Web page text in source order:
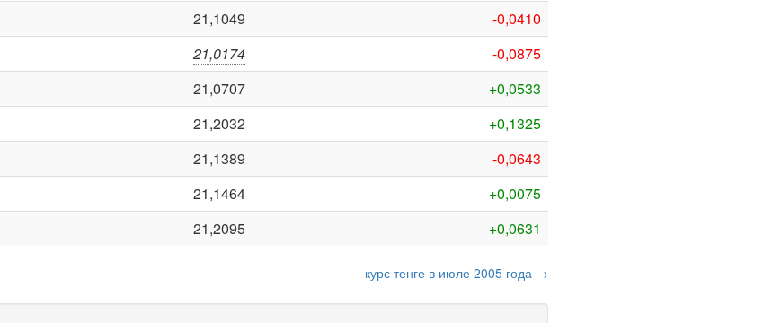
21,1049
-0,0410
21,0174
-0,0875
21,0707
+0,0533
21,2032
+0,1325
21,1389
-0,0643
21,1464
+0,0075
21,2095 +0,0631
курс тенге в июле 2005 года →